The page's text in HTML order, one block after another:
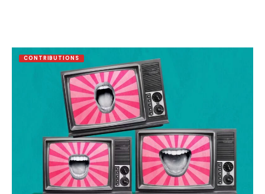
CONTRIBUTIONS